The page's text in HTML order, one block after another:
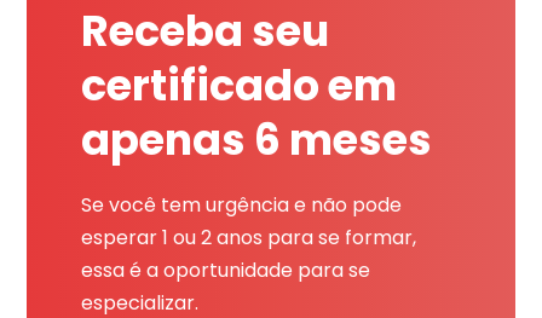
Receba seu
certificado em
apenas 6 meses
Se você tem urgência e não pode
esperar 1 ou 2 anos para se formar,
essa é a oportunidade para se
especializar.